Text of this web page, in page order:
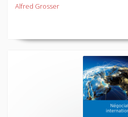
Alfred Grosser